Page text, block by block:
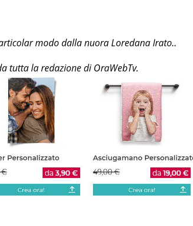
modo dalla nuora Loredana Irato..
tutta la redazione di OraWebTv.